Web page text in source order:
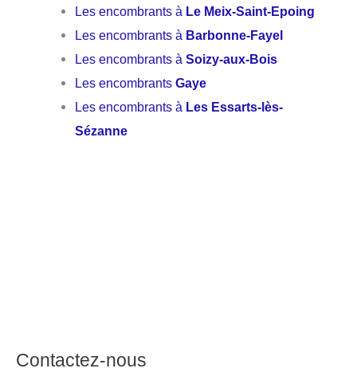
Les encombrants à Le Meix-Saint-Epoing
Les encombrants à Barbonne-Fayel
Les encombrants àSoizy-aux-Bois
Les encombrantsGaye
Les encombrants à Les Essarts-lès-
Sézanne
Contactez-nous